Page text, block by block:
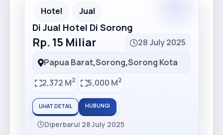
Hotel Jual
Di Jual Hotel Di Sorong
Rp. 15 Miliar
28 July 2025
Papua Barat,Sorong,Sorong Kota
2,372 M2 5,000 M2
LIHAT DETAIL HUBUNGI
Diperbarui 28 July 2025